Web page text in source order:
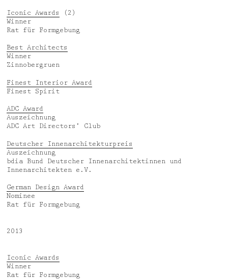
Iconic Awards (2)
Winner
Rat für Formgebung
Best Architects
Winner
Zinnobergruen
Finest Interior Award
Finest Spirit
ADC Award
Auszeichnung
ADC Art Directors’ Club
Deutscher Innenarchitekturpreis
Auszeichnung
bdia Bund Deutscher Innenarchitektinnen und
Innenarchitekten e.V.
German Design Award
Nominee
Rat für Formgebung
2013
Iconic Awards
Winner
Rat für Formgebung